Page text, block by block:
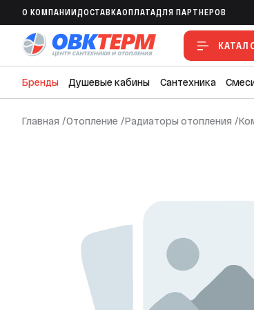
O КОМПАНИИ ДОСТАВКАОПЛАТАДЛЯ ПАРТНЕРОВ
Бренды Душевые кабины Сантехника
Главная /Отопление /Радиаторы отопления /
В ИЗБРАННОЕ В СРАВНЕНИЕ В